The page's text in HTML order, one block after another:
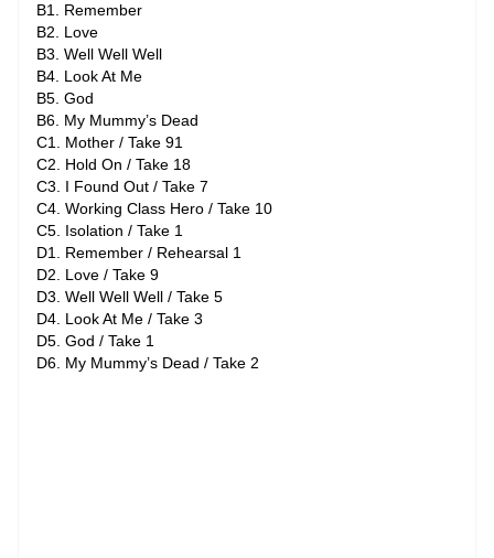
B1. Remember
B2. Love
B3. Well Well Well
B4. Look At Me
B5. God
B6. My Mummy’s Dead
C1. Mother / Take 91
C2. Hold On / Take 18
C3. I Found Out / Take 7
C4. Working Class Hero / Take 10
C5. Isolation / Take 1
D1. Remember / Rehearsal 1
D2. Love / Take 9
D3. Well Well Well / Take 5
D4. Look At Me / Take 3
D5. God / Take 1
D6. My Mummy’s Dead / Take 2